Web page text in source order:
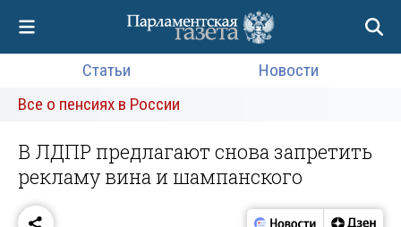
Статьи
Новости
Все о пенсиях в России
В ЛДПР предлагают снова запретить
рекламу вина и шампанского